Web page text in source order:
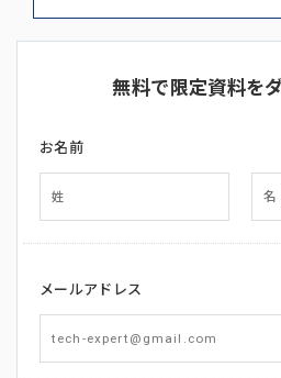
無料で限定資料を
お名前
メールアドレス